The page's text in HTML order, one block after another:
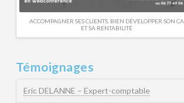
ACCOMPAGNER SES CLIENTS, BIEN DÉVELOPPER SON CA
ET SA RENTABILITÉ
Témoignages
Eric DELANNE – Expert-comptable